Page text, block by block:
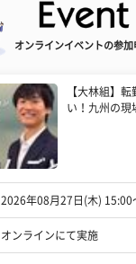
オンラインイベントの参加
【大林組】
い！九州の現
2026年08月27日(木) 15:00
オンラインにて実施